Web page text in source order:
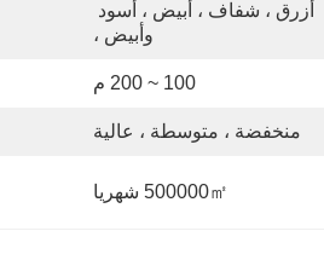
وأبيض ،
100 ~ 200 م
منخفضة ، متوسطة ، عالية
500000㎡ شهريا